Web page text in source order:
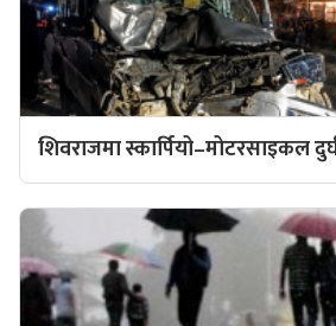
शिवराजमा स्कार्पियो–मोटरसाइकल